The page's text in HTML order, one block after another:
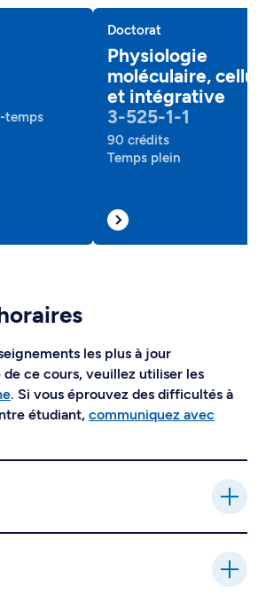
temps
Doctorat
Physiologie
moléculaire,
et intégrative
3-525-1-1
90 crédits
Temps plein
les plus à jour
ce cours, veuillez utiliser les
. Si vous éprouvez des difficultés à
étudiant, communiquez avec